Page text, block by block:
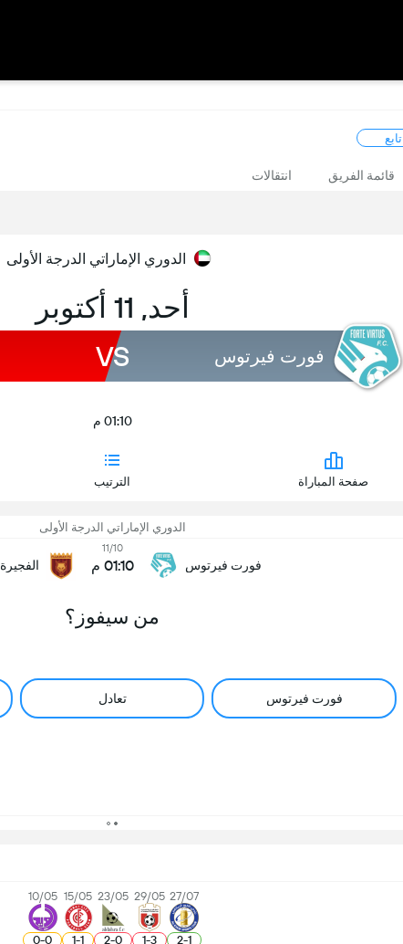
تابع
قائمة الفريق انتقالات
الدوري الإماراتي الدرجة الأولى
أحد, 11 أكتوبر
فورت فيرتوس VS
01:10 م
صفحة المباراة الترتيب
الدوري الإماراتي الدرجة الأولى
فورت فيرتوس
11/10
01:10 م الفجيرة
من سيفوز؟
فورت فيرتوس تعادل
27/07
1
-
2
29/05
3
-
1
23/05
0
-
2
15/05
1
-
1
10/05
0
-
0